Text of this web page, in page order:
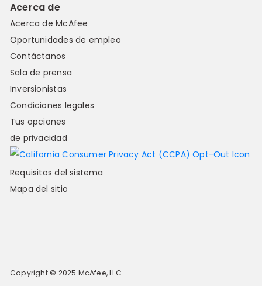
Acerca de
Acerca de McAfee
Oportunidades de empleo
Contáctanos
Sala de prensa
Inversionistas
Condiciones legales
Tus opciones
de privacidad
Requisitos del sistema
Mapa del sitio
Copyright © 2025 McAfee, LLC